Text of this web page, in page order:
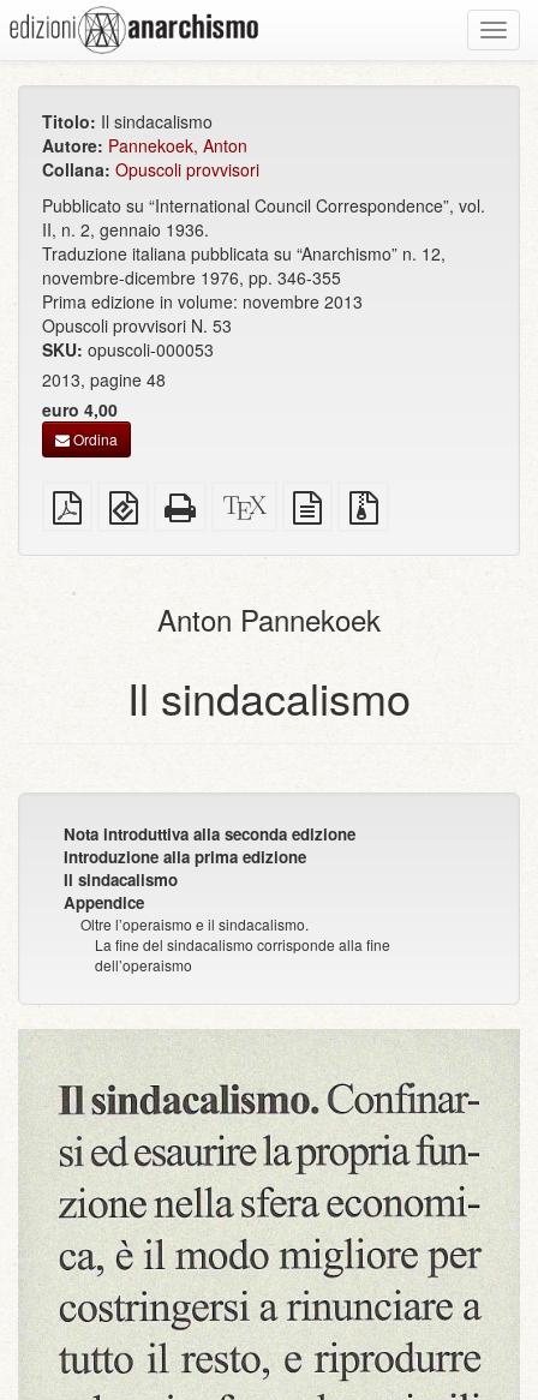
Titolo: Il sindacalismo
Autore: Pannekoek, Anton
Collana: Opuscoli provvisori
Pubblicato su “International Council Correspondence”, vol.
II, n. 2, gennaio 1936.
Traduzione italiana pubblicata su “Anarchismo” n. 12,
novembre-dicembre 1976, pp. 346-355
Prima edizione in volume: novembre 2013
Opuscoli provvisori N. 53
SKU: opuscoli-000053
2013, pagine 48
euro 4,00
Ordina
PDF
semplice
EPUB
(per
HTML
completo
Sorgenti
XeLaTeX
sorgente
Anton Pannekoek
Il sindacalismo
Nota introduttiva alla seconda edizione
Introduzione alla prima edizione
Il sindacalismo
Appendice
Oltre l’operaismo e il sindacalismo.
La fine del sindacalismo corrisponde alla fine
dell’operaismo